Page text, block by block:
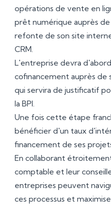
opérations de vente en
prêt numérique auprès de
refonte de son site
CRM.
L'entreprise devra
cofinancement auprès de
qui servira de justificatif
la BPI.
Une fois cette étape
bénéficier d'un taux
financement de ses
En collaborant
comptable et leur
entreprises peuvent
ces processus et